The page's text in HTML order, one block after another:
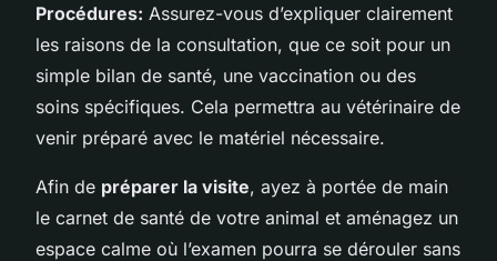
Procédures: Assurez-vous d’expliquer clairement
les raisons de la consultation, que ce soit pour un
simple bilan de santé, une vaccination ou des
soins spécifiques. Cela permettra au vétérinaire de
venir préparé avec le matériel nécessaire.
Afin de préparer la visite, ayez à portée de main
le carnet de santé de votre animal et aménagez un
espace calme où l’examen pourra se dérouler sans